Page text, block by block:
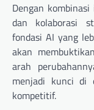
Dengan
dan kolaborasi
fondasi AI yang
akan
arah
menjadi kunci di
kompetitif.